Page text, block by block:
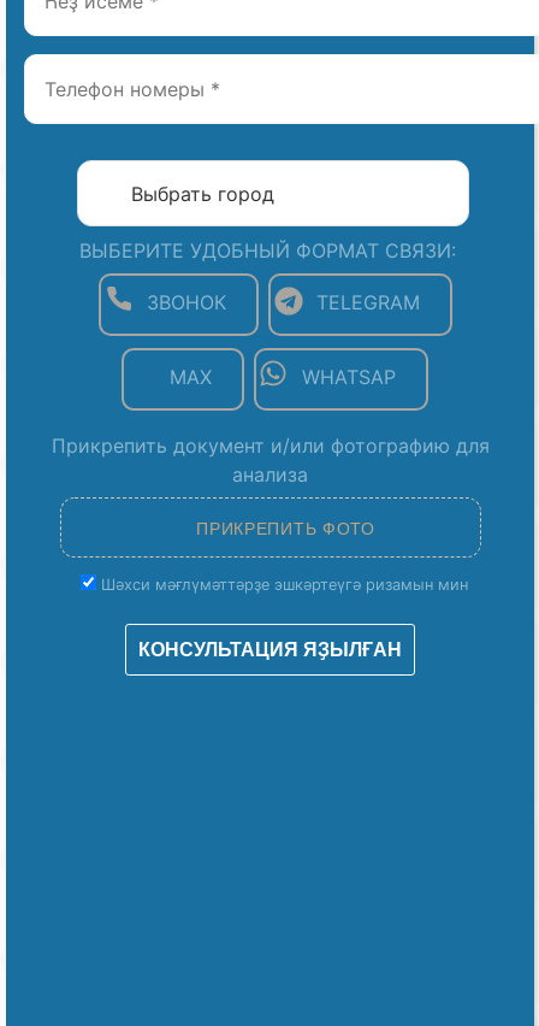
ВЫБЕРИТЕ УДОБНЫЙ ФОРМАТ СВЯЗИ:
ЗВОНОК TELEGRAM
MAX WHATSAP
Прикрепить документ и/или фотографию для
анализа
Шәхси мәғлүмәттәрҙе эшкәртеүгә ризамын мин